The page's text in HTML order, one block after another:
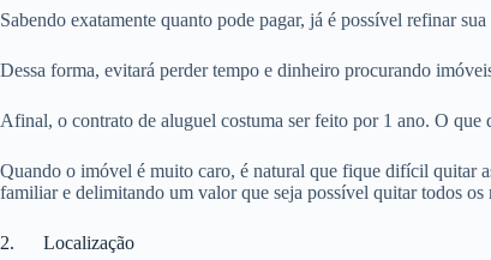
Sabendo exatamente quanto pode pagar, já é possível refinar
Dessa forma, evitará perder tempo e dinheiro procurando
Afinal, o contrato de aluguel costuma ser feito por 1 ano. O que
Quando o imóvel é muito caro, é natural que fique difícil quitar
familiar e delimitando um valor que seja possível quitar todos os
2. Localização